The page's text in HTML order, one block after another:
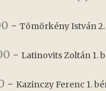
- Tömörkény István
- Latinovits Zoltán 1.
- Kazinczy Ferenc 1.